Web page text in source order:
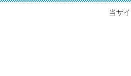
当サ